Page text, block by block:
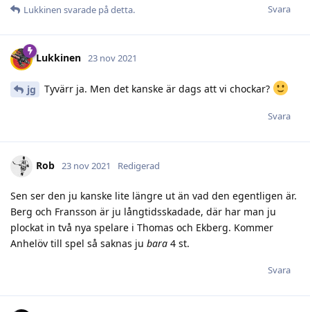
Svara
Lukkinen svarade på detta.
Lukkinen 23 nov 2021
jg Tyvärr ja. Men det kanske är dags att vi chockar?
Svara
Rob 23 nov 2021 Redigerad
Sen ser den ju kanske lite längre ut än vad den egentligen är.
Berg och Fransson är ju långtidsskadade, där har man ju
plockat in två nya spelare i Thomas och Ekberg. Kommer
Anhelöv till spel så saknas ju bara 4 st.
Svara